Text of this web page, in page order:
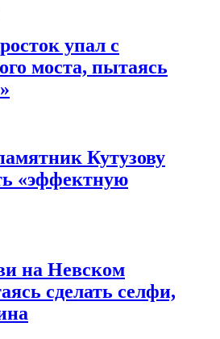
упал с
моста, пытаясь
Кутузову
«эффектную
на Невском
сделать селфи,